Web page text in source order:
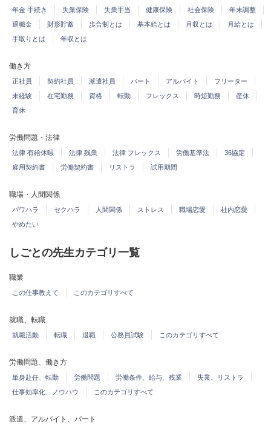
年金 手続き 失業保険 失業手当 健康保険 社会保険
年末調整
退職金
財形貯蓄 歩合制とは 基本給とは 月収とは
月給とは
手取りとは
年収とは
働き方
正社員 契約社員 派遣社員 パート アルバイト
フリーター
未経験
在宅勤務 資格 転勤 フレックス 時短勤務
産休
育休
労働問題・法律
法律 有給休暇 法律 残業 法律 フレックス 労働基準法
36協定
雇用契約書
労働契約書 リストラ 試用期間
職場・人間関係
パワハラ セクハラ 人間関係 ストレス 職場恋愛
社内恋愛
やめたい
しごとの先生カテゴリ一覧
職業
この仕事教えて このカテゴリすべて
就職、転職
就職活動 転職 退職 公務員試験 このカテゴリすべて
労働問題、働き方
単身赴任、転勤 労働問題 労働条件、給与、残業
失業、リストラ
仕事効率化、ノウハウ
このカテゴリすべて
派遣、アルバイト、パート